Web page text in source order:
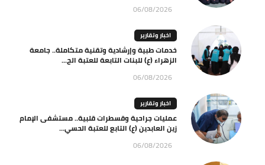
06/08/2026
اخبار وتقارير
خدمات طبية وإرشادية وتقنية متكاملة.. جامعة
الزهراء (ع) للبنات التابعة للعتبة الح...
06/08/2026
اخبار وتقارير
عمليات جراحية وقسطرات قلبية.. مستشفى الإمام
زين العابدين (ع) التابع للعتبة الحسي...
06/08/2026